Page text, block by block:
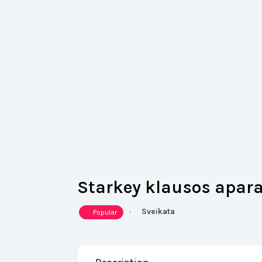
Starkey klausos
Popular Sveikata